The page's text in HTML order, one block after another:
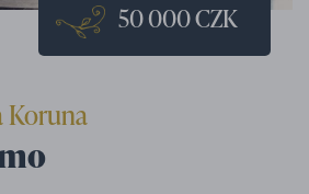
50 000 CZK
Koruna